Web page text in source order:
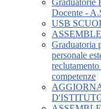
Graduatorie
Docente -
USB
Graduatoria
personale
competenze